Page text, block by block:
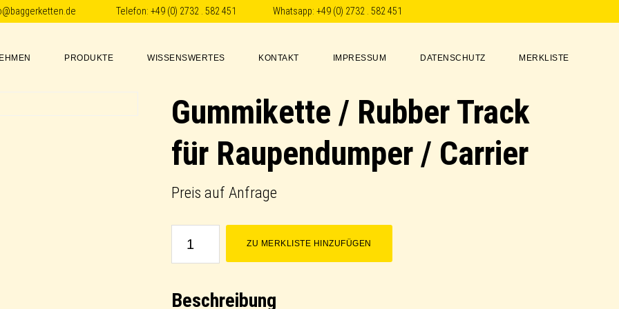
Telefon: +49 (0) 2732 . 582 451 Whatsapp: +49 (0) 2732 . 582 451
PRODUKTE WISSENSWERTES KONTAKT IMPRESSUM DATENSCHUTZ MERKLISTE
Gummikette / Rubber Track
für Raupendumper / Carrier
Preis auf Anfrage
Gummikette
Track
ZU MERKLISTE HINZUFÜGEN
Beschreibung